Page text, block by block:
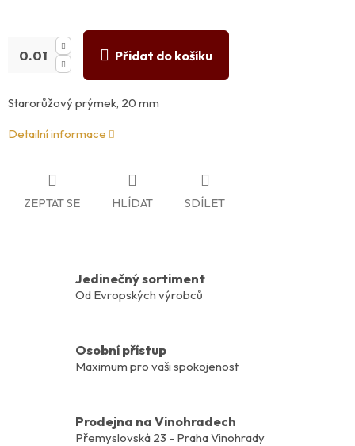
Přidat do košíku
Starorůžový prýmek, 20 mm
Detailní informace
ZEPTAT SE HLÍDAT SDÍLET
Jedinečný sortiment
Od Evropských výrobců
Osobní přístup
Maximum pro vaši spokojenost
Prodejna na Vinohradech
Přemyslovská 23 - Praha Vinohrady